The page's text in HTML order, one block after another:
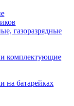
газоразрядные
комплектующие
на батарейках